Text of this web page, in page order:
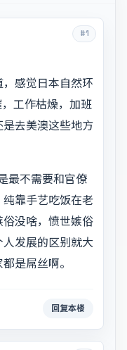
#1
感觉日本自然环
工作枯燥，加班
去美澳这些地方
最不需要和官僚
靠手艺吃饭在老
没啥，愤世嫉俗
发展的区别就大
是屌丝啊。
回复本楼